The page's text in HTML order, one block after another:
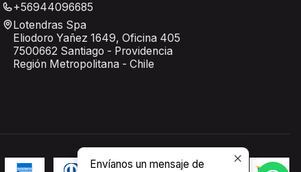
+56944096685
Lotendras Spa
Eliodoro Yañez 1649, Oficina 405
7500662 Santiago - Providencia
Región Metropolitana - Chile
Envíanos un mensaje de